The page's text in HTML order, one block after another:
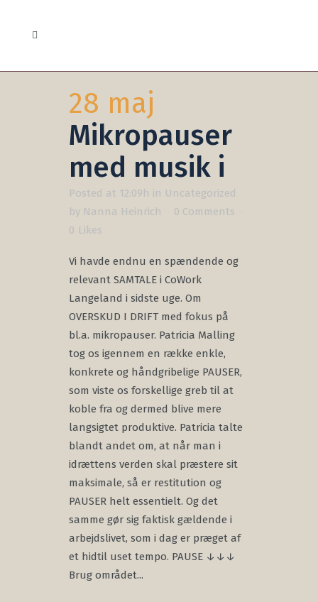
28 maj
Mikropauser
med musik i
Posted at 12:09h in Uncategorized
by Nanna Heinrich
0 Comments
0 Likes
Vi havde endnu en spændende og
relevant SAMTALE i CoWork
Langeland i sidste uge. Om
OVERSKUD I DRIFT med fokus på
bl.a. mikropauser. Patricia Malling
tog os igennem en række enkle,
konkrete og håndgribelige PAUSER,
som viste os forskellige greb til at
koble fra og dermed blive mere
langsigtet produktive. Patricia talte
blandt andet om, at når man i
idrættens verden skal præstere sit
maksimale, så er restitution og
PAUSER helt essentielt. Og det
samme gør sig faktisk gældende i
arbejdslivet, som i dag er præget af
et hidtil uset tempo. PAUSE ↓↓↓
Brug området...